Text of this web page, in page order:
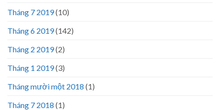
Tháng 7 2019(10)
Tháng 6 2019(142)
Tháng 2 2019(2)
Tháng 1 2019(3)
Tháng mười một 2018 (1)
Tháng 7 2018 (1)